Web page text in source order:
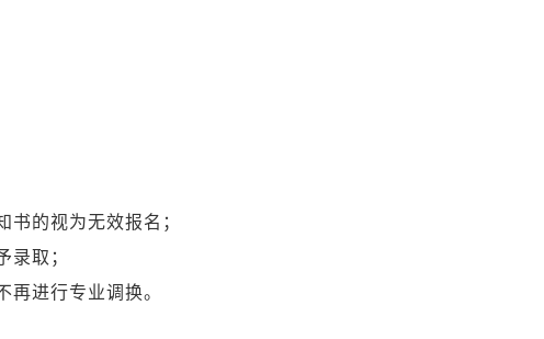
的视为无效报名；
取；
进行专业调换。